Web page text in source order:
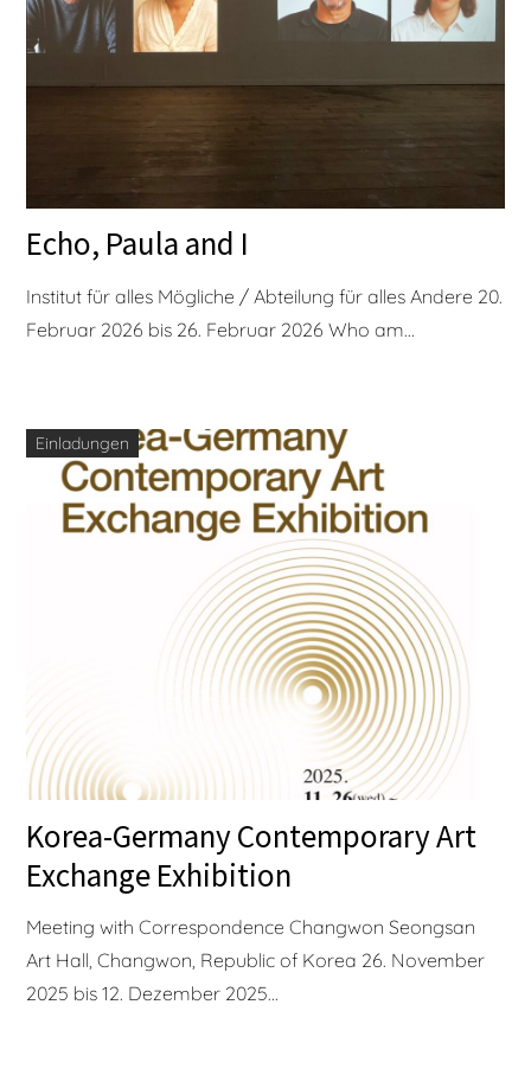
Echo, Paula and I
Institut für alles Mögliche / Abteilung für alles Andere 20.
Februar 2026 bis 26. Februar 2026 Who am...
Einladungen
Korea-Germany Contemporary Art
Exchange Exhibition
Meeting with Correspondence Changwon Seongsan
Art Hall, Changwon, Republic of Korea 26. November
2025 bis 12. Dezember 2025...